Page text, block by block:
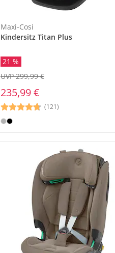
Maxi-Cosi
Kindersitz Titan Plus
21 %
235,99 €
UVP 299,99 €
(121)